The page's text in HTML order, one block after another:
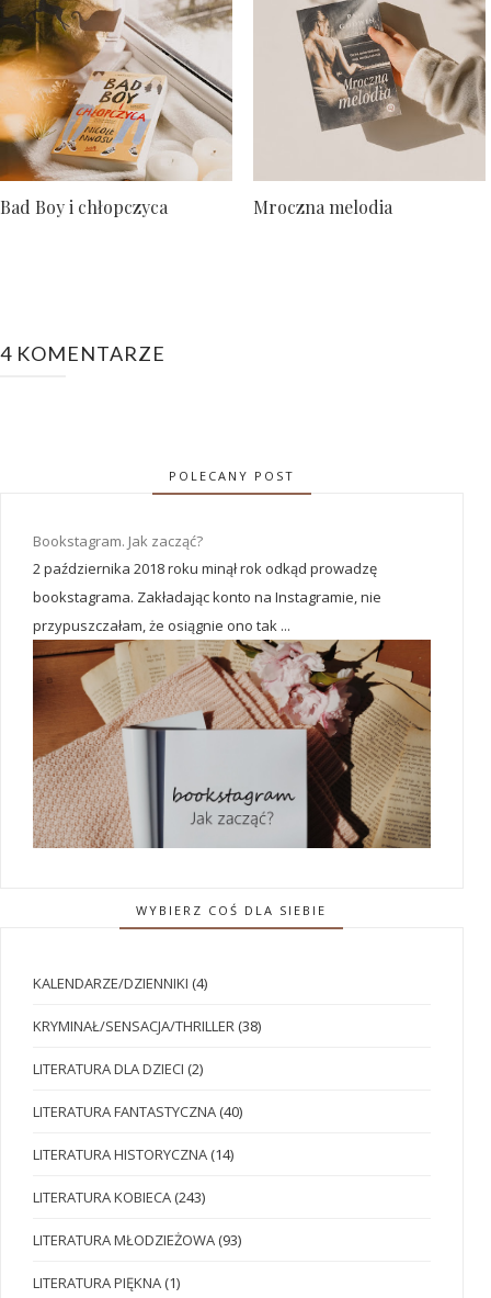
Bad Boy i chłopczyca Mroczna melodia
4 KOMENTARZE
POLECANY POST
Bookstagram. Jak zacząć?
2 października 2018 roku minął rok odkąd prowadzę
bookstagrama. Zakładając konto na Instagramie, nie
przypuszczałam, że osiągnie ono tak ...
WYBIERZ COŚ DLA SIEBIE
KALENDARZE/DZIENNIKI (4)
KRYMINAŁ/SENSACJA/THRILLER (38)
LITERATURA DLA DZIECI (2)
LITERATURA FANTASTYCZNA (40)
LITERATURA HISTORYCZNA (14)
LITERATURA KOBIECA (243)
LITERATURA MŁODZIEŻOWA (93)
LITERATURA PIĘKNA (1)